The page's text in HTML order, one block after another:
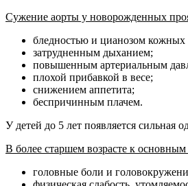
Сужение аорты у новорожденных
бледностью и цианозом кожных
затрудненным дыханием;
повышенным артериальным
плохой прибавкой в весе;
снижением аппетита;
беспричинным плачем.
У детей до 5 лет появляется сильная
В более старшем возрасте к
головные боли и